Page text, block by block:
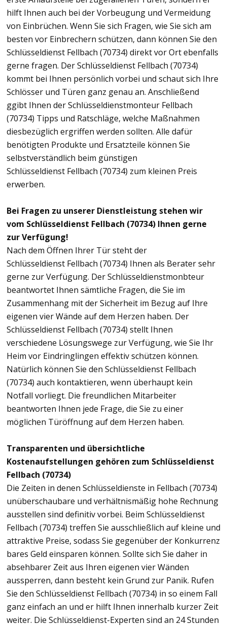
hilft Ihnen auch bei der Vorbeugung und Vermeidung
von Einbrüchen. Wenn Sie sich Fragen, wie Sie sich am
besten vor Einbrechern schützen, dann können Sie den
Schlüsseldienst Fellbach (70734) direkt vor Ort ebenfalls
gerne fragen. Der Schlüsseldienst Fellbach (70734)
kommt bei Ihnen persönlich vorbei und schaut sich Ihre
Schlösser und Türen ganz genau an. Anschließend
ggibt Ihnen der Schlüsseldienstmonteur Fellbach
(70734) Tipps und Ratschläge, welche Maßnahmen
diesbezüglich ergriffen werden sollten. Alle dafür
benötigten Produkte und Ersatzteile können Sie
selbstverständlich beim günstigen
Schlüsseldienst Fellbach (70734) zum kleinen Preis
erwerben.
Bei Fragen zu unserer Dienstleistung stehen wir
vom Schlüsseldienst Fellbach (70734) Ihnen gerne
zur Verfügung!
Nach dem Öffnen Ihrer Tür steht der
Schlüsseldienst Fellbach (70734) Ihnen als Berater sehr
gerne zur Verfügung. Der Schlüsseldienstmonbteur
beantwortet Ihnen sämtliche Fragen, die Sie im
Zusammenhang mit der Sicherheit im Bezug auf Ihre
eigenen vier Wände auf dem Herzen haben. Der
Schlüsseldienst Fellbach (70734) stellt Ihnen
verschiedene Lösungswege zur Verfügung, wie Sie Ihr
Heim vor Eindringlingen effektiv schützen können.
Natürlich können Sie den Schlüsseldienst Fellbach
(70734) auch kontaktieren, wenn überhaupt kein
Notfall vorliegt. Die freundlichen Mitarbeiter
beantworten Ihnen jede Frage, die Sie zu einer
möglichen Türöffnung auf dem Herzen haben.
Transparenten und übersichtliche
Kostenaufstellungen gehören zum Schlüsseldienst
Fellbach (70734)
Die Zeiten in denen Schlüsseldienste in Fellbach (70734)
unüberschaubare und verhältnismäßig hohe Rechnung
ausstellen sind definitiv vorbei. Beim Schlüsseldienst
Fellbach (70734) treffen Sie ausschließlich auf kleine und
attraktive Preise, sodass Sie gegenüber der Konkurrenz
bares Geld einsparen können. Sollte sich Sie daher in
absehbarer Zeit aus Ihren eigenen vier Wänden
aussperren, dann besteht kein Grund zur Panik. Rufen
Sie den Schlüsseldienst Fellbach (70734) in so einem Fall
ganz einfach an und er hilft Ihnen innerhalb kurzer Zeit
weiter. Die Schlüsseldienst-Experten sind an 24 Stunden